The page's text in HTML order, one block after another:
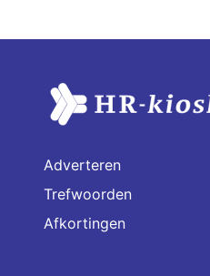
Adverteren
Trefwoorden
Afkortingen